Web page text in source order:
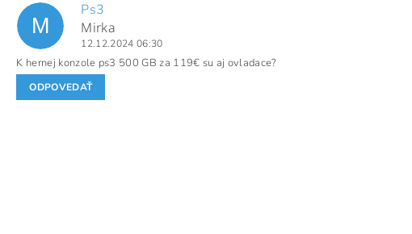
M
Ps3
Mirka
12.12.2024 06:30
K hernej konzole ps3 500 GB za 119€ su aj ovladace?
ODPOVEDAŤ